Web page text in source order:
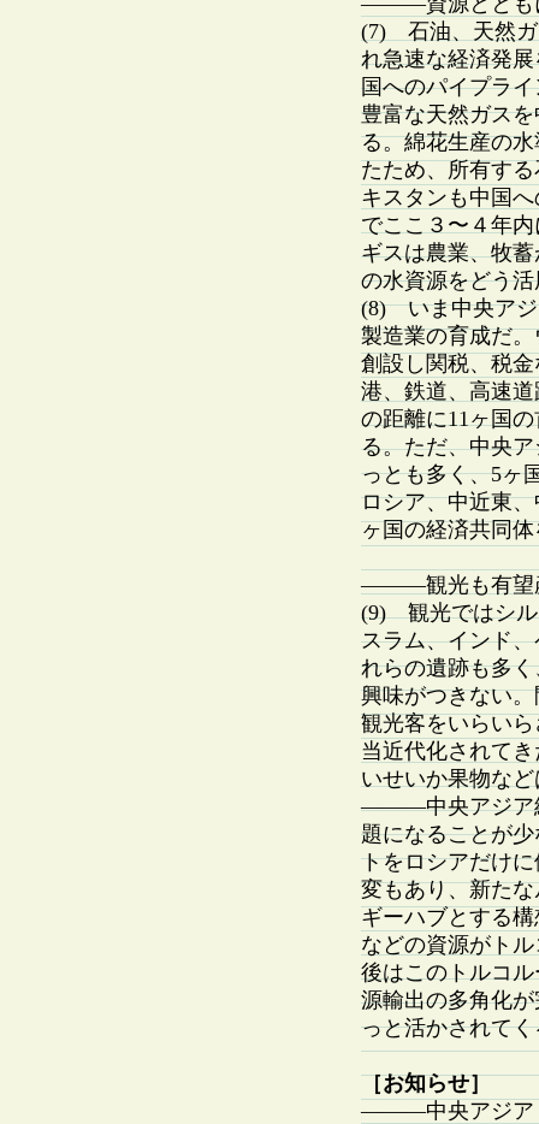
(7) 石油、天然ガ
れ急速な経済発
国へのパイプラ
豊富な天然ガス
る。綿花生産の
たため、所有す
キスタンも中国
でここ３〜４年
ギスは農業、牧
の水資源をどう
(8) いま中央アジ
製造業の育成だ
創設し関税、税
港、鉄道、高速
の距離に11ヶ国
る。ただ、中央
っとも多く、5ヶ
ロシア、中近東
ヶ国の経済共同
———観光も有
(9) 観光ではシル
スラム、インド
れらの遺跡も多
興味がつきない
観光客をいらい
当近代化されて
いせいか果物な
———中央アジア
題になることが
トをロシアだけ
変もあり、新た
ギーハブとする
などの資源がト
後はこのトルコ
源輸出の多角化
っと活かされて
［お知らせ］
———中央アジア